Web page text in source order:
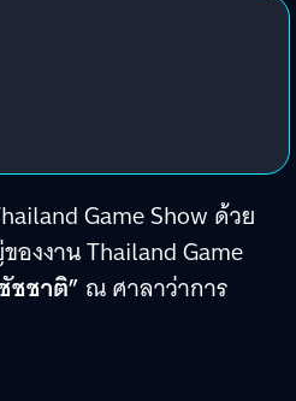
Game Show ด้วย
งงาน Thailand Game
ชชาติ” ณ ศาลาว่าการ